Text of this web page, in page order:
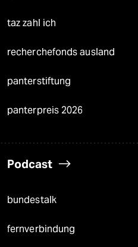
taz zahl ich
recherchefonds ausland
panterstiftung
panterpreis 2026
Podcast
bundestalk
fernverbindung